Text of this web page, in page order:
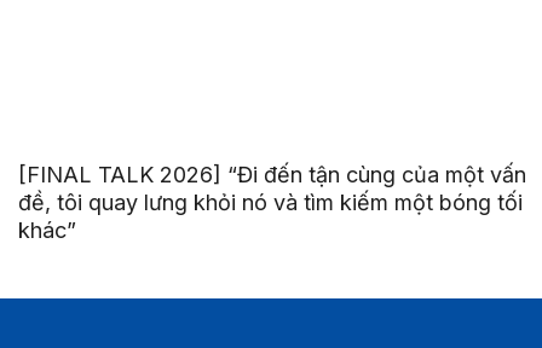
[FINAL TALK 2026] “Đi đến tận cùng của một vấn
đề, tôi quay lưng khỏi nó và tìm kiếm một bóng tối
khác”